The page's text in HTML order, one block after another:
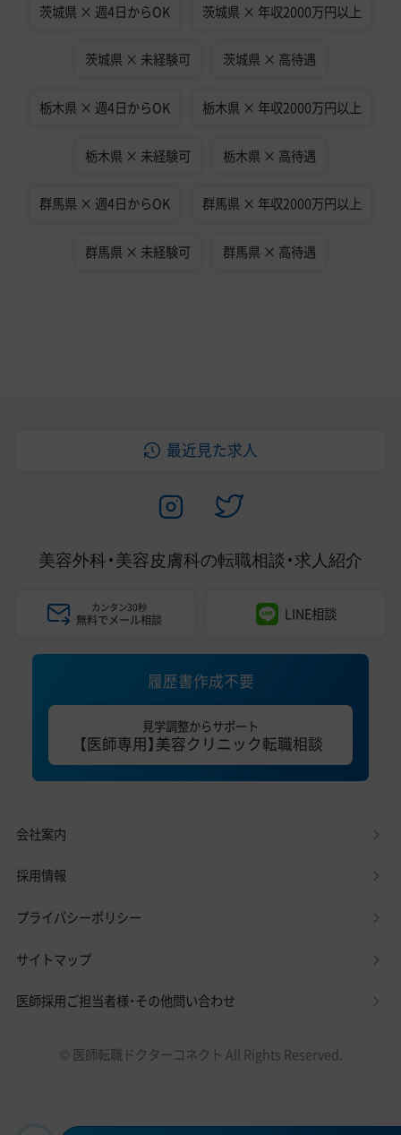
茨城県 × 週4日からOK 茨城県 × 年収2000万円以上
茨城県 × 未経験可 茨城県 × 高待遇
栃木県 × 週4日からOK 栃木県 × 年収2000万円以上
栃木県 × 未経験可 栃木県 × 高待遇
群馬県 × 週4日からOK 群馬県 × 年収2000万円以上
群馬県 × 未経験可 群馬県 × 高待遇
最近見た求人
美容外科・美容皮膚科の転職相談・求人紹介
カンタン30秒
無料でメール相談 LINE相談
履歴書作成不要
見学調整からサポート
【医師専用】美容クリニック転職相談
会社案内
採用情報
プライバシーポリシー
サイトマップ
医師採用ご担当者様・その他問い合わせ
© 医師転職ドクターコネクト All Rights Reserved.